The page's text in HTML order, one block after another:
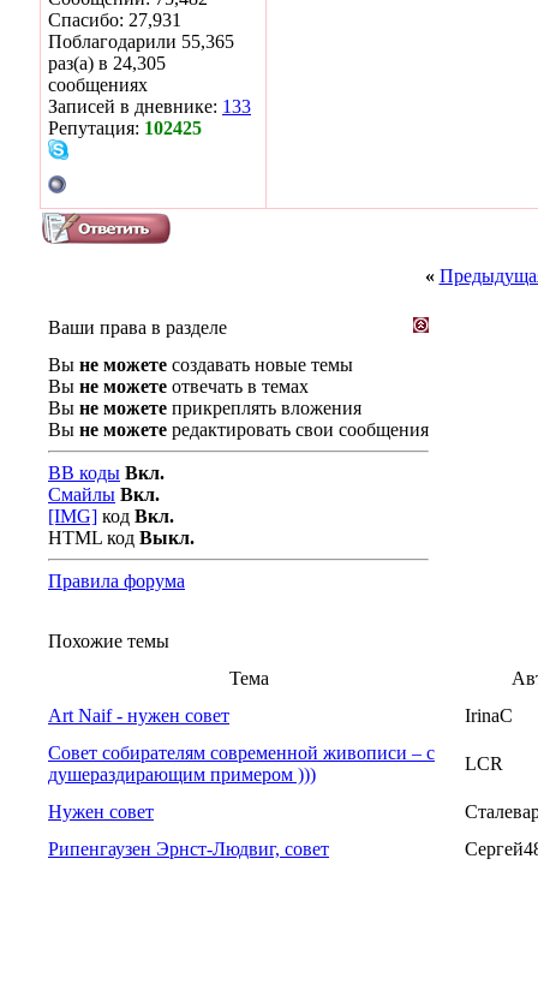
Спасибо: 27,931
Поблагодарили 55,365
раз(а) в 24,305
сообщениях
Записей в дневнике: 133
Репутация: 102425
«
Ваши права в разделе
Вы не можете создавать новые темы
Вы не можете отвечать в темах
Вы не можете прикреплять вложения
Вы не можете редактировать свои сообщения
BB коды Вкл.
Смайлы Вкл.
[IMG] код Вкл.
HTML код Выкл.
Правила форума
Похожие темы
Тема
Art Naif - нужен совет
IrinaC
Совет собирателям современной живописи – с
душераздирающим примером )))
LCR
Нужен совет
Рипенгаузен Эрнст-Людвиг, совет